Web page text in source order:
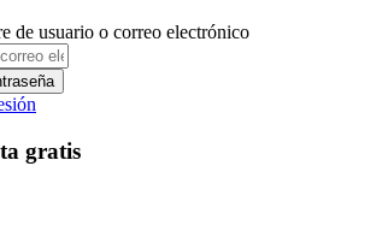
de usuario o correo electrónico
gratis